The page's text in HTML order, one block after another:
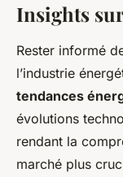
Insights
Rester informé
l’industrie
tendances
évolutions
rendant la
marché plus